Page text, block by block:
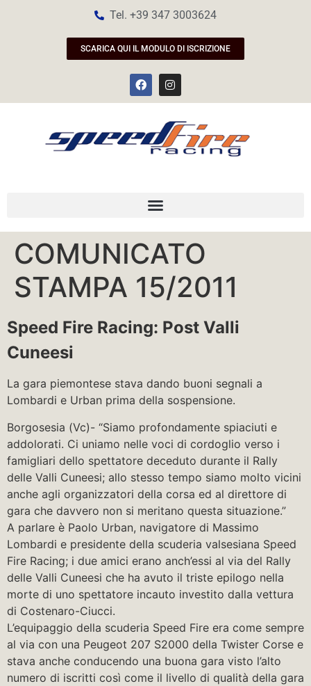
Tel. +39 347 3003624
SCARICA QUI IL MODULO DI ISCRIZIONE
COMUNICATO
STAMPA 15/2011
Speed Fire Racing: Post Valli
Cuneesi
La gara piemontese stava dando buoni segnali a
Lombardi e Urban prima della sospensione.
Borgosesia (Vc)- “Siamo profondamente spiaciuti e
addolorati. Ci uniamo nelle voci di cordoglio verso i
famigliari dello spettatore deceduto durante il Rally
delle Valli Cuneesi; allo stesso tempo siamo molto vicini
anche agli organizzatori della corsa ed al direttore di
gara che davvero non si meritano questa situazione.”
A parlare è Paolo Urban, navigatore di Massimo
Lombardi e presidente della scuderia valsesiana Speed
Fire Racing; i due amici erano anch’essi al via del Rally
delle Valli Cuneesi che ha avuto il triste epilogo nella
morte di uno spettatore incauto investito dalla vettura
di Costenaro-Ciucci.
L’equipaggio della scuderia Speed Fire era come sempre
al via con una Peugeot 207 S2000 della Twister Corse e
stava anche conducendo una buona gara visto l’alto
numero di iscritti così come il livello di qualità della gara